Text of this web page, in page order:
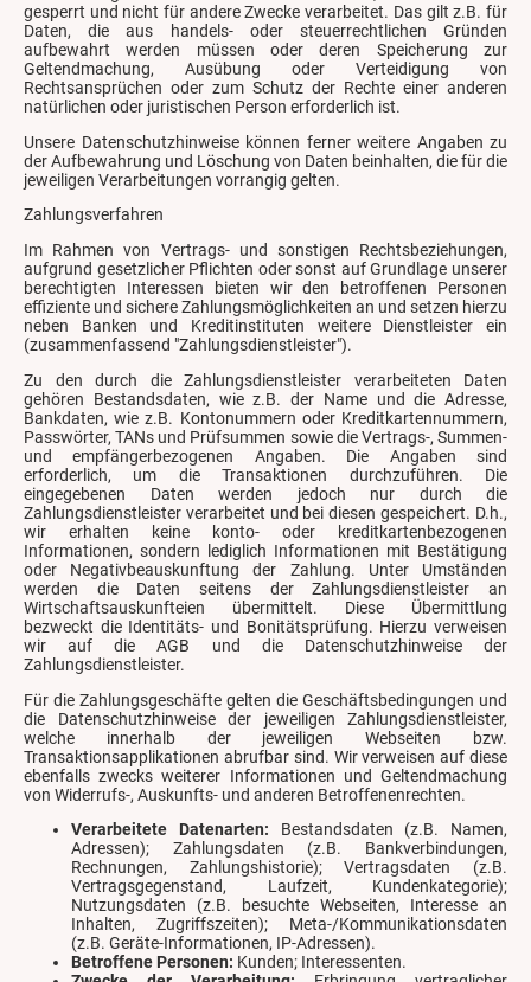
gesperrt und nicht für andere Zwecke verarbeitet. Das gilt z.B. für
Daten, die aus handels- oder steuerrechtlichen Gründen
aufbewahrt werden müssen oder deren Speicherung zur
Geltendmachung, Ausübung oder Verteidigung von
Rechtsansprüchen oder zum Schutz der Rechte einer anderen
natürlichen oder juristischen Person erforderlich ist.
Unsere Datenschutzhinweise können ferner weitere Angaben zu
der Aufbewahrung und Löschung von Daten beinhalten, die für die
jeweiligen Verarbeitungen vorrangig gelten.
Zahlungsverfahren
Im Rahmen von Vertrags- und sonstigen Rechtsbeziehungen,
aufgrund gesetzlicher Pflichten oder sonst auf Grundlage unserer
berechtigten Interessen bieten wir den betroffenen Personen
effiziente und sichere Zahlungsmöglichkeiten an und setzen hierzu
neben Banken und Kreditinstituten weitere Dienstleister ein
(zusammenfassend "Zahlungsdienstleister").
Zu den durch die Zahlungsdienstleister verarbeiteten Daten
gehören Bestandsdaten, wie z.B. der Name und die Adresse,
Bankdaten, wie z.B. Kontonummern oder Kreditkartennummern,
Passwörter, TANs und Prüfsummen sowie die Vertrags-, Summen-
und empfängerbezogenen Angaben. Die Angaben sind
erforderlich, um die Transaktionen durchzuführen. Die
eingegebenen Daten werden jedoch nur durch die
Zahlungsdienstleister verarbeitet und bei diesen gespeichert. D.h.,
wir erhalten keine konto- oder kreditkartenbezogenen
Informationen, sondern lediglich Informationen mit Bestätigung
oder Negativbeauskunftung der Zahlung. Unter Umständen
werden die Daten seitens der Zahlungsdienstleister an
Wirtschaftsauskunfteien übermittelt. Diese Übermittlung
bezweckt die Identitäts- und Bonitätsprüfung. Hierzu verweisen
wir auf die AGB und die Datenschutzhinweise der
Zahlungsdienstleister.
Für die Zahlungsgeschäfte gelten die Geschäftsbedingungen und
die Datenschutzhinweise der jeweiligen Zahlungsdienstleister,
welche innerhalb der jeweiligen Webseiten bzw.
Transaktionsapplikationen abrufbar sind. Wir verweisen auf diese
ebenfalls zwecks weiterer Informationen und Geltendmachung
von Widerrufs-, Auskunfts- und anderen Betroffenenrechten.
Verarbeitete Datenarten: Bestandsdaten (z.B. Namen,
Adressen); Zahlungsdaten (z.B. Bankverbindungen,
Rechnungen, Zahlungshistorie); Vertragsdaten (z.B.
Vertragsgegenstand, Laufzeit, Kundenkategorie);
Nutzungsdaten (z.B. besuchte Webseiten, Interesse an
Inhalten, Zugriffszeiten); Meta-/Kommunikationsdaten
(z.B. Geräte-Informationen, IP-Adressen).
Betroffene Personen: Kunden; Interessenten.